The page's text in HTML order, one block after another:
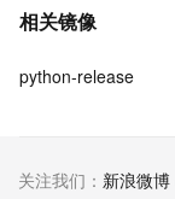
相关镜像
python-release
关注我们： 新浪微博